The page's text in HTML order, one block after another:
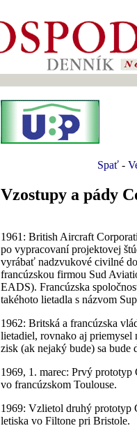
Spať-
Vzostupy a pády
1961: British Aircraft
po vypracovaní projektovej
vyrábať nadzvukové civilné
francúzskou firmou Sud
EADS). Francúzska
takéhoto lietadla s názvom
1962: Britská a francúzska
lietadiel, rovnako aj priemysel
zisk (ak nejaký bude) sa bude
1969, 1. marec: Prvý
vo francúzskom Toulouse.
1969: Vzlietol druhý prototyp
letiska vo Filtone pri Bristole.